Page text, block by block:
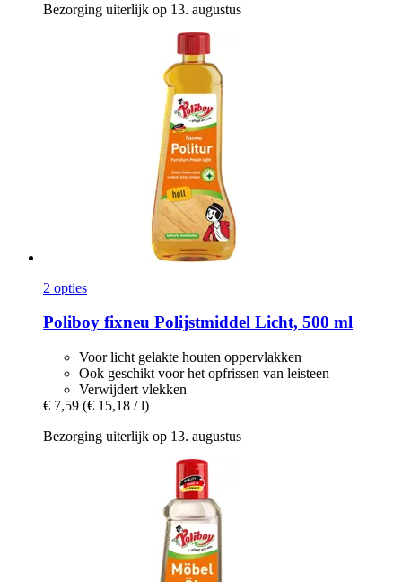
Bezorging uiterlijk op 13. augustus
2 opties
Poliboy fixneu Polijstmiddel Licht, 500 ml
Voor licht gelakte houten oppervlakken
Ook geschikt voor het opfrissen van leisteen
Verwijdert vlekken
€ 7,59 (€ 15,18 / l)
Bezorging uiterlijk op 13. augustus